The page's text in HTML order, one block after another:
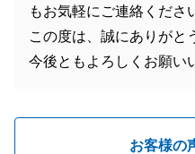
もお気軽にご連絡くださ
この度は、誠にありがと
今後ともよろしくお願い
お客様の